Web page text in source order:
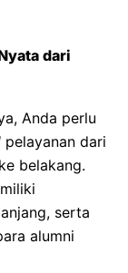
dari
Anda perlu
pelayanan dari
belakang.
serta
alumni